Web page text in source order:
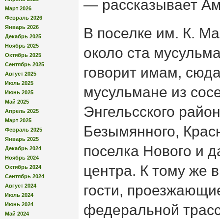
Март 2026
Февраль 2026
Январь 2026
Декабрь 2025
Ноябрь 2025
Октябрь 2025
Сентябрь 2025
Август 2025
Июль 2025
Июнь 2025
Май 2025
Апрель 2025
Март 2025
Февраль 2025
Январь 2025
Декабрь 2024
Ноябрь 2024
Октябрь 2024
Сентябрь 2024
Август 2024
Июль 2024
Июнь 2024
Май 2024
— рассказывает
В поселке им. К.
около ста
говорит имам,
мусульмане из
Энгельсского
Безымянного,
поселка Нового и
центра. К тому же
гости,
федеральной